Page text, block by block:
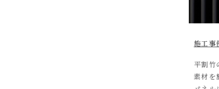
/ Enzo Ango アートパネル
平割竹の表面に、漆・銀箔・西陣織と
素材を施し、パズルのように組み上げ